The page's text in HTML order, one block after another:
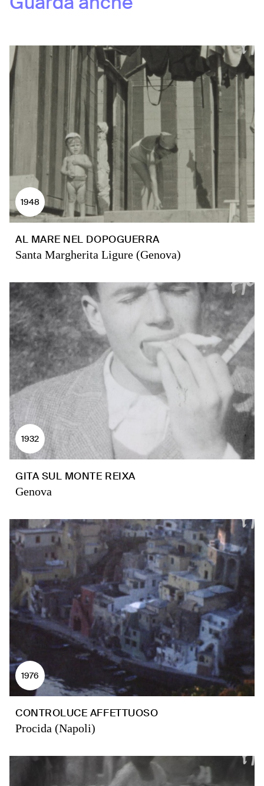
1948
AL MARE NEL DOPOGUERRA
Santa Margherita Ligure (Genova)
1932
GITA SUL MONTE REIXA
Genova
1976
CONTROLUCE AFFETTUOSO
Procida (Napoli)